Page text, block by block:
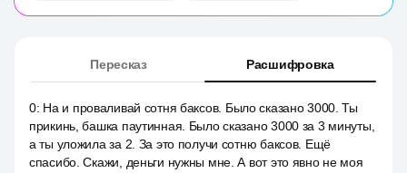
Пересказ Расшифровка
0: На и проваливай сотня баксов. Было сказано 3000. Ты
прикинь, башка паутинная. Было сказано 3000 за 3 минуты,
а ты уложила за 2. За это получи сотню баксов. Ещё
спасибо. Скажи, деньги нужны мне. А вот это явно не моя